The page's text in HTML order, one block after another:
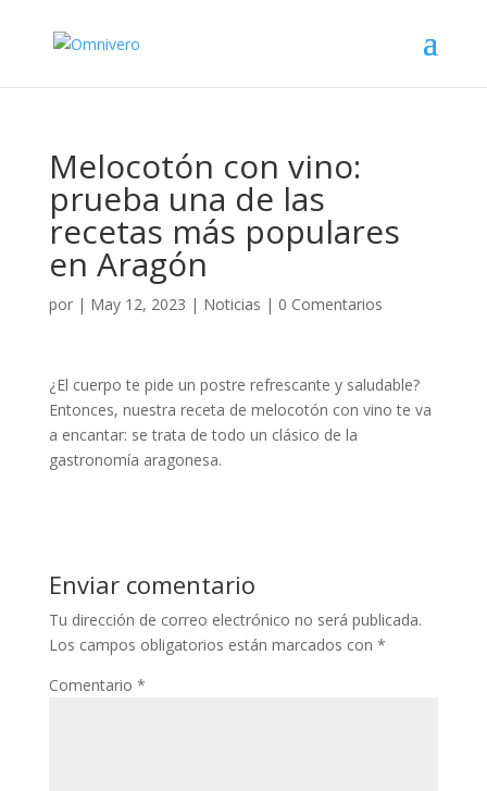
Melocotón con vino:
prueba una de las
recetas más populares
en Aragón
por | May 12, 2023 | Noticias | 0 Comentarios
¿El cuerpo te pide un postre refrescante y saludable?
Entonces, nuestra receta de melocotón con vino te va
a encantar: se trata de todo un clásico de la
gastronomía aragonesa.
Enviar comentario
Tu dirección de correo electrónico no será publicada.
Los campos obligatorios están marcados con *
Comentario *